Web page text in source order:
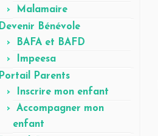
Malamaire
Devenir Bénévole
BAFA et BAFD
Impeesa
Portail Parents
Inscrire mon enfant
Accompagner mon
enfant